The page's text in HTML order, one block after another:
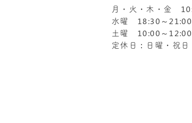
月・火・木・金
水曜 18:30～21:00
土曜 10:00～
定休日：日曜・祝日